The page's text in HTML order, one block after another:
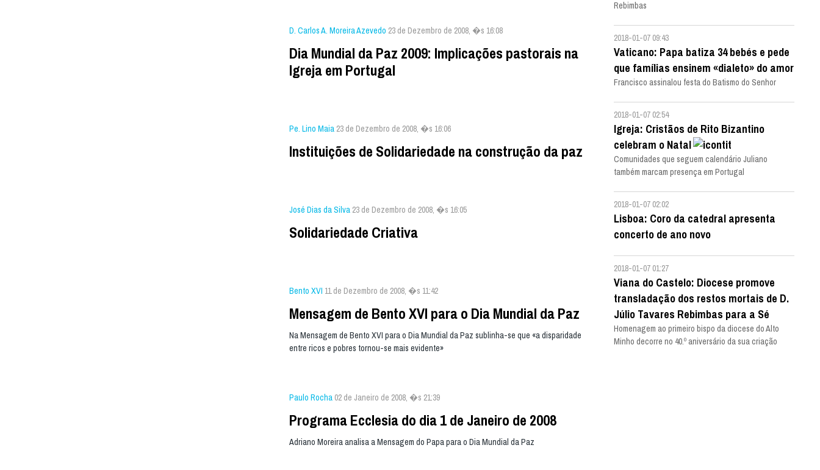
D. Carlos A. Moreira Azevedo 23 de Dezembro de 2008, �s 16:08
Dia Mundial da Paz 2009: Implicações pastorais na
Igreja em Portugal
Pe. Lino Maia 23 de Dezembro de 2008, �s 16:06
Instituições de Solidariedade na construção da paz
José Dias da Silva 23 de Dezembro de 2008, �s 16:05
Solidariedade Criativa
Bento XVI 11 de Dezembro de 2008, �s 11:42
Mensagem de Bento XVI para o Dia Mundial da Paz
Na Mensagem de Bento XVI para o Dia Mundial da Paz sublinha-se que «a disparidade
entre ricos e pobres tornou-se mais evidente»
Paulo Rocha 02 de Janeiro de 2008, �s 21:39
Programa Ecclesia do dia 1 de Janeiro de 2008
Adriano Moreira analisa a Mensagem do Papa para o Dia Mundial da Paz
Rebimbas
2018-01-07 09:43
Vaticano: Papa batiza 34 bebés e pede
que famílias ensinem «dialeto» do amor
Francisco assinalou festa do Batismo do Senhor
2018-01-07 02:54
Igreja: Cristãos de Rito Bizantino
celebram o Natal
Comunidades que seguem calendário Juliano
também marcam presença em Portugal
2018-01-07 02:02
Lisboa: Coro da catedral apresenta
concerto de ano novo
2018-01-07 01:27
Viana do Castelo: Diocese promove
transladação dos restos mortais de D.
Júlio Tavares Rebimbas para a Sé
Homenagem ao primeiro bispo da diocese do Alto
Minho decorre no 40.º aniversário da sua criação